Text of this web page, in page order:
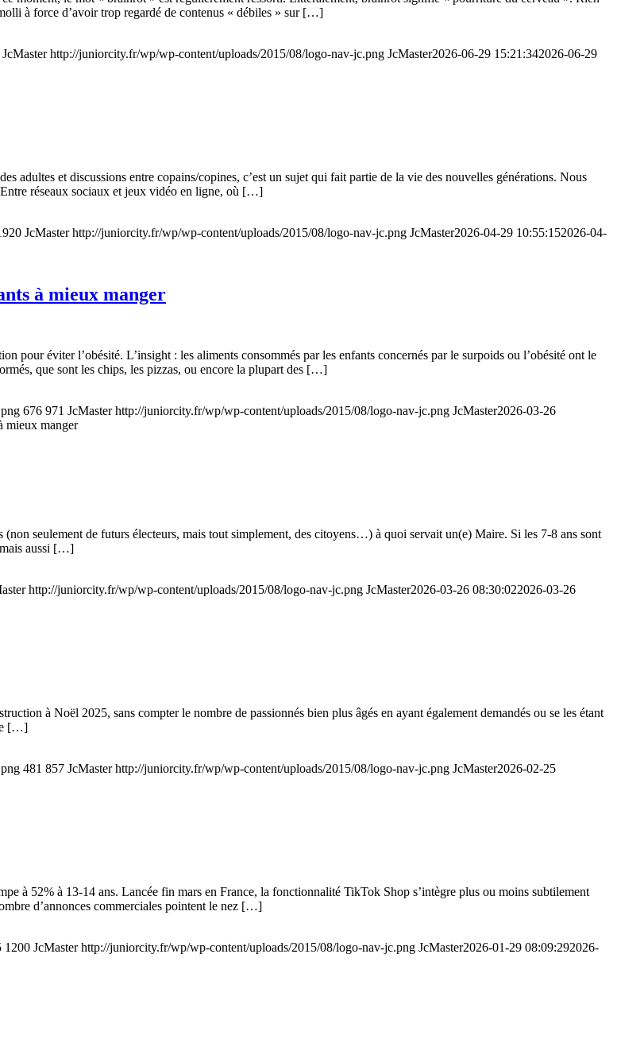
à force d’avoir trop regardé de contenus « débiles » sur […]
JcMaster http://juniorcity.fr/wp/wp-content/uploads/2015/08/logo-nav-jc.png JcMaster2026-06-29 15:21:342026-06-29
adultes et discussions entre copains/copines, c’est un sujet qui fait partie de la vie des nouvelles générations. Nous
réseaux sociaux et jeux vidéo en ligne, où […]
JcMaster http://juniorcity.fr/wp/wp-content/uploads/2015/08/logo-nav-jc.png JcMaster2026-04-29 10:55:152026-04-
à mieux manger
pour éviter l’obésité. L’insight : les aliments consommés par les enfants concernés par le surpoids ou l’obésité ont le
que sont les chips, les pizzas, ou encore la plupart des […]
676 971 JcMaster http://juniorcity.fr/wp/wp-content/uploads/2015/08/logo-nav-jc.png JcMaster2026-03-26
mieux manger
seulement de futurs électeurs, mais tout simplement, des citoyens…) à quoi servait un(e) Maire. Si les 7-8 ans sont
mais aussi […]
http://juniorcity.fr/wp/wp-content/uploads/2015/08/logo-nav-jc.png JcMaster2026-03-26 08:30:022026-03-26
à Noël 2025, sans compter le nombre de passionnés bien plus âgés en ayant également demandés ou se les étant
[…]
481 857 JcMaster http://juniorcity.fr/wp/wp-content/uploads/2015/08/logo-nav-jc.png JcMaster2026-02-25
à 52% à 13-14 ans. Lancée fin mars en France, la fonctionnalité TikTok Shop s’intègre plus ou moins subtilement
d’annonces commerciales pointent le nez […]
1200 JcMaster http://juniorcity.fr/wp/wp-content/uploads/2015/08/logo-nav-jc.png JcMaster2026-01-29 08:09:292026-